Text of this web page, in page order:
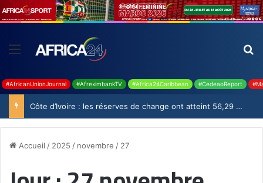
#AfricanUnionJournal #AfreximbankTV #Africa24Caribbean #CedeaoReport
Côte d’Ivoire : les réserves de change ont atteint 56,29 milliards USD en juillet
Accueil / 2025 / novembre / 27